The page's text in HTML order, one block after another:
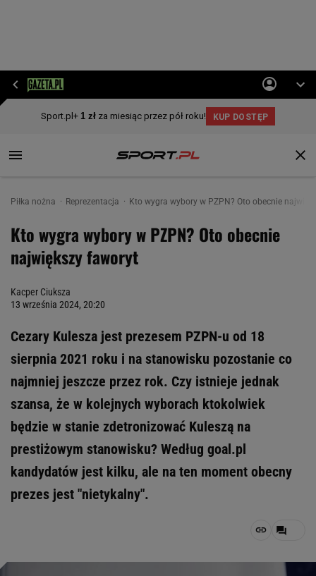
Piłka nożna Reprezentacja Kto wygra wybory w PZPN? Oto obecnie
Kto wygra wybory w PZPN? Oto obecnie
największy faworyt
Kacper Ciuksza
13 września 2024, 20:20
Cezary Kulesza jest prezesem PZPN-u od 18
sierpnia 2021 roku i na stanowisku pozostanie co
najmniej jeszcze przez rok. Czy istnieje jednak
szansa, że w kolejnych wyborach ktokolwiek
będzie w stanie zdetronizować Kuleszą na
prestiżowym stanowisku? Według goal.pl
kandydatów jest kilku, ale na ten moment obecny
prezes jest "nietykalny".